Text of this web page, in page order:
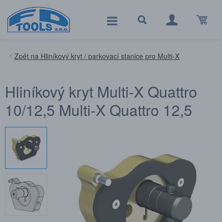
Hliníkový kryt / parkovací stanice pro Multi-X
Hliníkový kryt Multi-X Quattro
10/12,5 Multi-X Quattro 12,5